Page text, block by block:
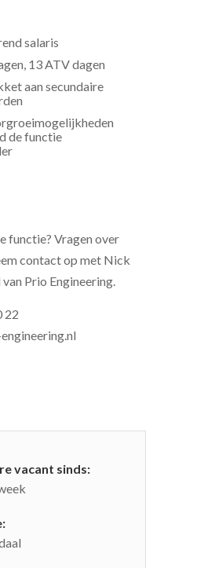
salaris
13 ATV dagen
aan secundaire
de functie
functie? Vragen over
contact op met Nick
Prio Engineering.
22
vacant sinds: